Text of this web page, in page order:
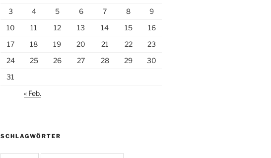
3
4 5 6 7 8
9
10
11 12 13 14 15
16
17
18 19 20 21 22
23
24
25 26 27 28 29
30
31
« Feb.
SCHLAGWÖRTER